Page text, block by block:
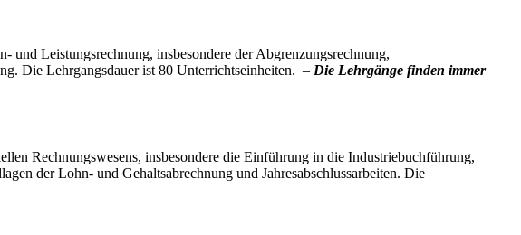
Leistungsrechnung, insbesondere der Abgrenzungsrechnung,
Die Lehrgangsdauer ist 80 Unterrichtseinheiten. – Die Lehrgänge finden immer
Rechnungswesens, insbesondere die Einführung in die Industriebuchführung,
der Lohn- und Gehaltsabrechnung und Jahresabschlussarbeiten. Die